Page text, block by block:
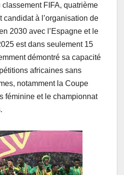
FIFA, quatrième
candidat à l’organisation de
2030 avec l’Espagne et le
est dans seulement 15
démontré sa capacité
africaines sans
notamment la Coupe
féminine et le championnat